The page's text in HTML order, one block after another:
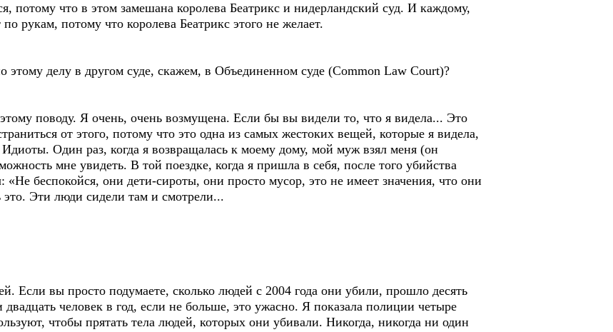
потому что в этом замешана королева Беатрикс и нидерландский суд. И каждому,
рукам, потому что королева Беатрикс этого не желает.
этому делу в другом суде, скажем, в Объединенном суде (Common Law Court)?
поводу. Я очень, очень возмущена. Если бы вы видели то, что я видела... Это
от этого, потому что это одна из самых жестоких вещей, которые я видела,
Один раз, когда я возвращалась к моему дому, мой муж взял меня (он
мне увидеть. В той поездке, когда я пришла в себя, после того убийства
беспокойся, они дети-сироты, они просто мусор, это не имеет значения, что они
Эти люди сидели там и смотрели...
Если вы просто подумаете, сколько людей с 2004 года они убили, прошло десять
человек в год, если не больше, это ужасно. Я показала полиции четыре
чтобы прятать тела людей, которых они убивали. Никогда, никогда ни один